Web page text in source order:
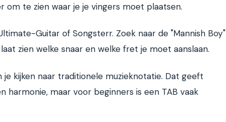
om te zien waar je je vingers moet plaatsen.
Guitar of Songsterr. Zoek naar de "Mannish Boy"
zien welke snaar en welke fret je moet aanslaan.
kijken naar traditionele muzieknotatie. Dat geeft
harmonie, maar voor beginners is een TAB vaak